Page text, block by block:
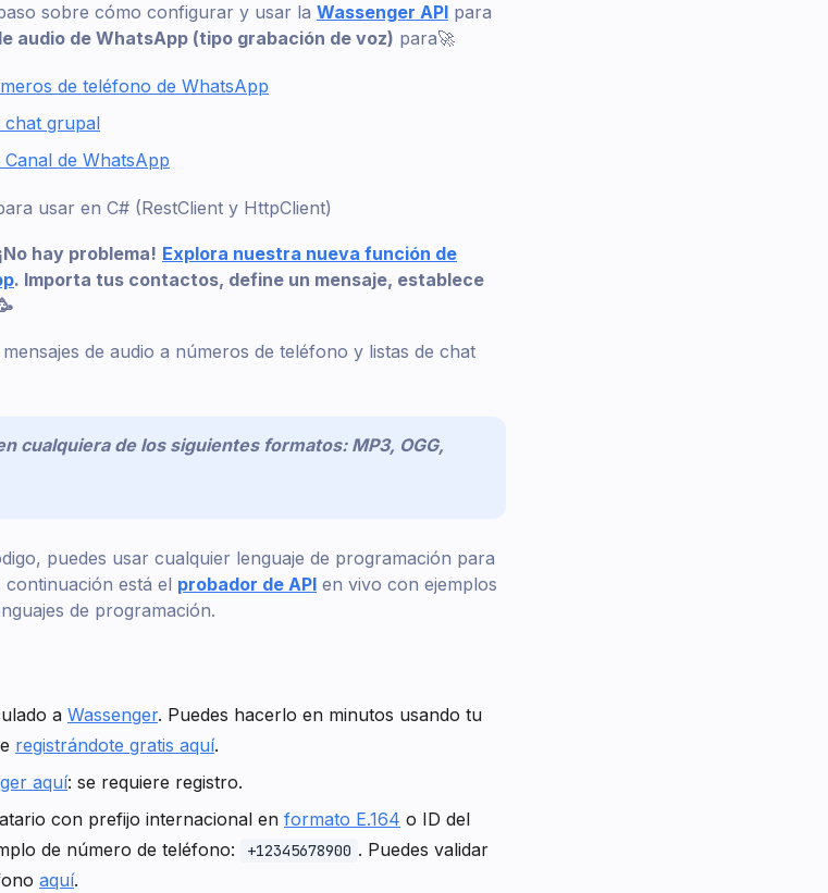
sobre cómo configurar y usar la Wassenger API para
audio de WhatsApp (tipo grabación de voz) para🚀
de teléfono de WhatsApp
chat grupal
de WhatsApp
usar en C# (RestClient y HttpClient)
hay problema! Explora nuestra nueva función de
. Importa tus contactos, define un mensaje, establece
de audio a números de teléfono y listas de chat
cualquiera de los siguientes formatos: MP3, OGG,
puedes usar cualquier lenguaje de programación para
está el probador de API en vivo con ejemplos
de programación.
a Wassenger. Puedes hacerlo en minutos usando tu
registrándote gratis aquí.
aquí: se requiere registro.
con prefijo internacional en formato E.164 o ID del
de número de teléfono:
+12345678900 . Puedes validar
aquí.